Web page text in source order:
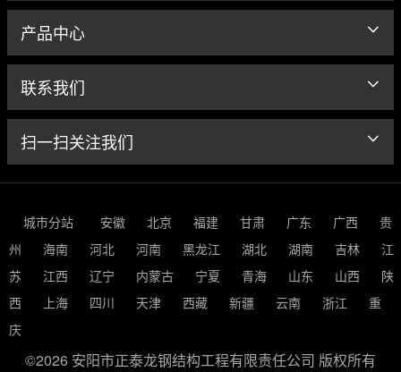
产品中心
联系我们
扫一扫关注我们
城市分站 安徽 北京 福建 甘肃 广东 广西
贵
州
海南 河北 河南 黑龙江 湖北 湖南 吉林
江
苏
江西 辽宁 内蒙古 宁夏 青海 山东 山西
陕
西
上海 四川 天津 西藏 新疆 云南 浙江
重
庆
©2026 安阳市正泰龙钢结构工程有限责任公司 版权所有